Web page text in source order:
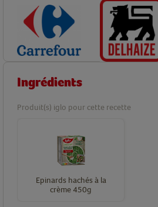
Ingrédients
Produit(s) iglo pour cette recette
Epinards hachés à la
crème 450g